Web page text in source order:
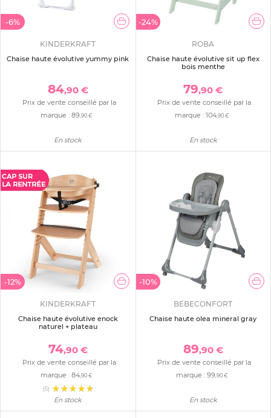
-6%
KINDERKRAFT
Chaise haute évolutive yummy pink
84,90 €
Prix de vente conseillé par la
marque :89,90 €
En stock
-24%
ROBA
Chaise haute évolutive sit up flex
bois menthe
79,90 €
Prix de vente conseillé par la
marque : 104,90 €
En stock
-12%
KINDERKRAFT
Chaise haute évolutive enock
naturel + plateau
74,90 €
Prix de vente conseillé par la
marque :84,90 €
(5)
En stock
-10%
BEBECONFORT
Chaise haute olea mineral gray
89,90 €
Prix de vente conseillé par la
marque : 99,90 €
En stock